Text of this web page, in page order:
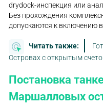
drydock-инспекция или
Без прохождения
допускаются к включению в
Читать также:
Островах с открытым
Постановка
Маршалловых